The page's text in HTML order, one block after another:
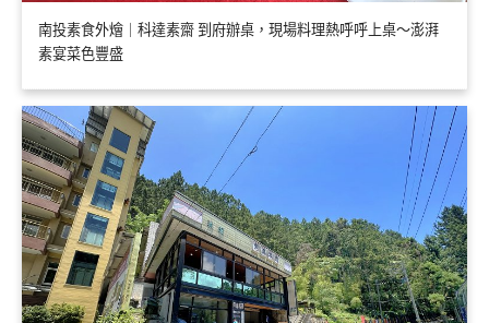
南投素食外燴｜科達素齋 到府辦桌，現場料理熱呼呼上桌～澎湃
素宴菜色豐盛